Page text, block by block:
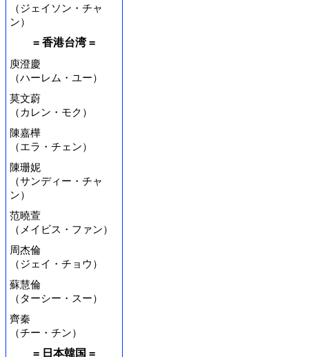
（ジェイソン・チャ
ン）
= 香港台湾 =
庾澄慶
（ハーレム・ユー）
莫文蔚
（カレン・モク）
陳嘉樺
（エラ・チェン）
陳珊妮
（サンディー・チャ
ン）
范曉萱
（メイビス・ファン）
周杰倫
（ジェイ・チョウ）
蘇慧倫
（ターシー・スー）
齊秦
（チー・チン）
= 日本韓国 =